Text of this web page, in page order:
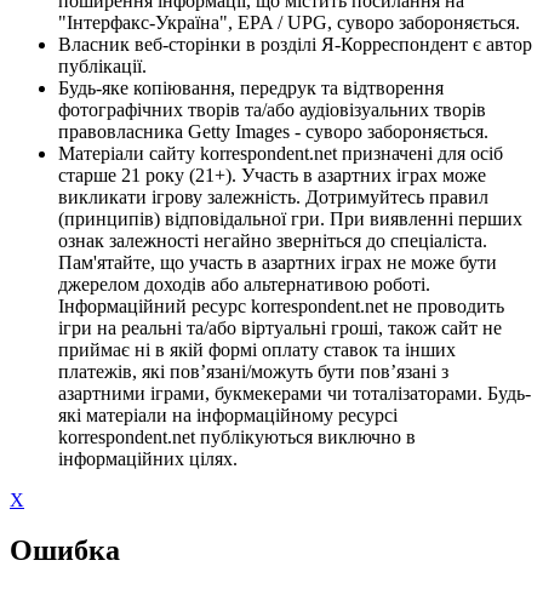
"Інтерфакс-Україна", EPA / UPG, суворо забороняється.
Власник веб-сторінки в розділі Я-Корреспондент є автор
публікації.
Будь-яке копіювання, передрук та відтворення
фотографічних творів та/або аудіовізуальних творів
правовласника Getty Images - суворо забороняється.
Матеріали сайту korrespondent.net призначені для осіб
старше 21 року (21+). Участь в азартних іграх може
викликати ігрову залежність. Дотримуйтесь правил
(принципів) відповідальної гри. При виявленні перших
ознак залежності негайно зверніться до спеціаліста.
Пам'ятайте, що участь в азартних іграх не може бути
джерелом доходів або альтернативою роботі.
Інформаційний ресурс korrespondent.net не проводить
ігри на реальні та/або віртуальні гроші, також сайт не
приймає ні в якій формі оплату ставок та інших
платежів, які пов’язані/можуть бути пов’язані з
азартними іграми, букмекерами чи тоталізаторами. Будь-
які матеріали на інформаційному ресурсі
korrespondent.net публікуються виключно в
інформаційних цілях.
X
Ошибка